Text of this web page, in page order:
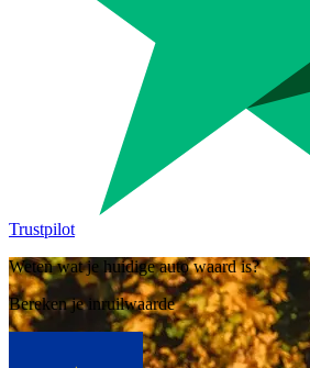
Trustpilot
Weten wat je huidige auto waard is?
Bereken je inruilwaarde